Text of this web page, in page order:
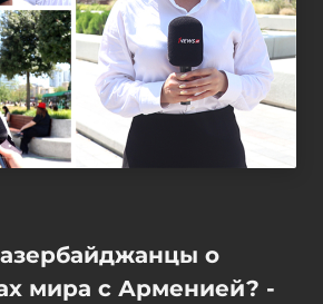
о
мира с Арменией? -